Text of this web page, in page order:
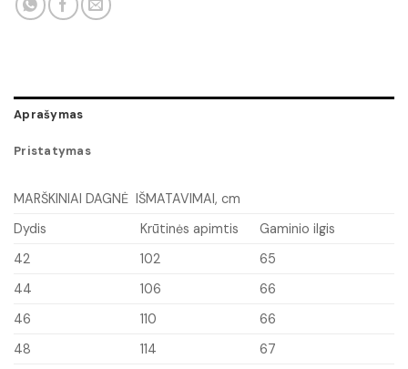
Aprašymas
Pristatymas
MARŠKINIAI DAGNĖ IŠMATAVIMAI, cm
Dydis
Krūtinės apimtis
Gaminio ilgis
42
102
65
44
106
66
46
110
66
48
114
67